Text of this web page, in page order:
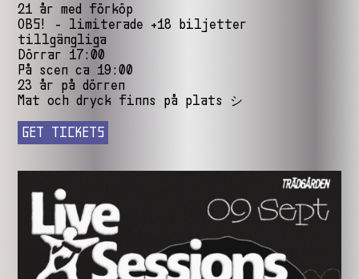
21 år med förköp
OBS! - limiterade +18 biljetter
tillgängliga
Dörrar 17:00
På scen ca 19:00
23 år på dörren
Mat och dryck finns på plats シ
GET TICKETS